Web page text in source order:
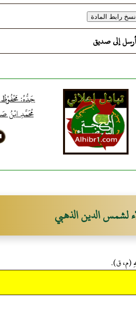
أرسل إلى صديق
جَدُّهُ:
مُحَمَّدِ ابْنُ
لشمس الدين الذهبي
(م، ق).